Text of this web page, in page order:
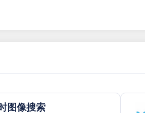
图像搜索